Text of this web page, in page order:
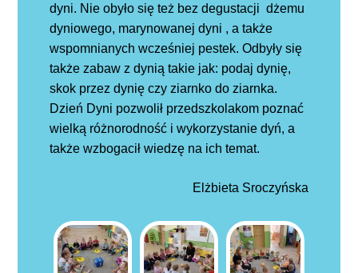
dyni. Nie obyło się też bez degustacji dżemu
dyniowego, marynowanej dyni , a także
wspomnianych wcześniej pestek. Odbyły się
także zabaw z dynią takie jak: podaj dynię,
skok przez dynię czy ziarnko do ziarnka.
Dzień Dyni pozwolił przedszkolakom poznać
wielką różnorodność i wykorzystanie dyń, a
także wzbogacił wiedzę na ich temat.
Elżbieta Sroczyńska